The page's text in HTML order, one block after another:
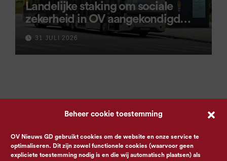
Beheer cookie toestemming
OV Nieuws GD gebruikt cookies om de website en onze service te
optimaliseren. Dit zijn zowel functionele cookies (waarvoor geen
expliciete toestemming nodig is en die wij automatisch plaatsen) als
Landelijke staking om sociale
zekerheid in OV aangekondigd
voor 9 september
31 JULI 2026